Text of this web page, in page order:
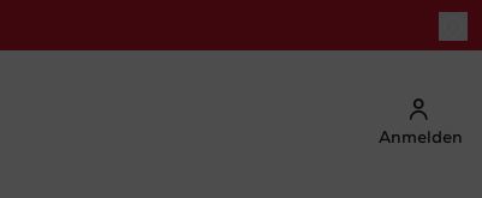
Anmelden